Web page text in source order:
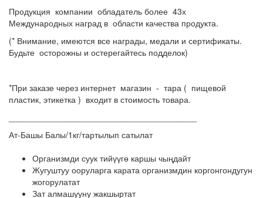
Продукция компании обладатель более 43х
Международных наград в области качества продукта.
(* Внимание, имеются все награды, медали и сертификаты.
Будьте осторожны и остерегайтесь подделок)
*При заказе через интернет магазин - тара ( пищевой
пластик, этикетка ) входит в стоимость товара.
Ат-Башы Балы/1кг/тартылып сатылат
Организмди суук тийүүгө каршы чыңдайт
Жугуштуу ооруларга карата организмдин коргонгондугун
жогорулатат
Зат алмашууну жакшыртат